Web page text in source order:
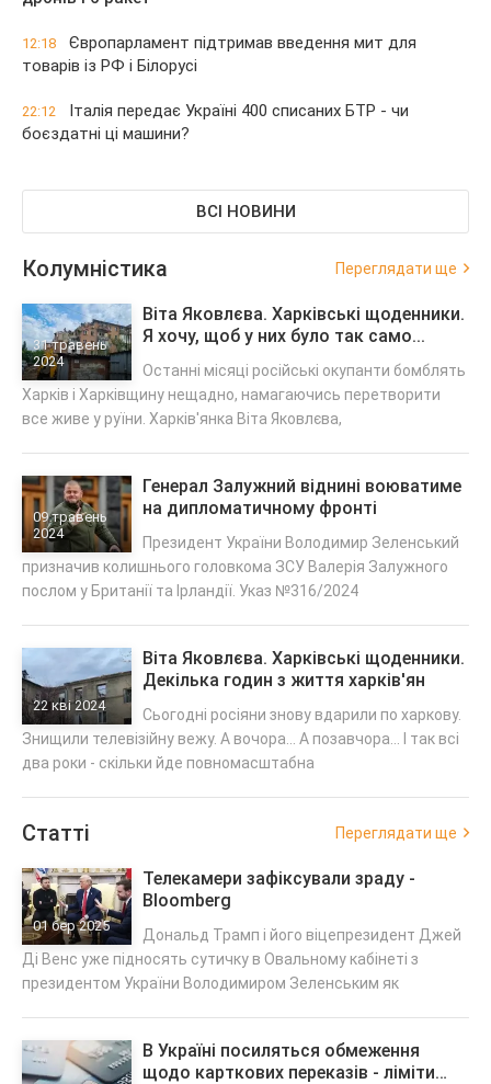
12:18
Європарламент підтримав введення мит для
товарів із РФ і Білорусі
22:12
Італія передає Україні 400 списаних БТР - чи
боєздатні ці машини?
ВСІ НОВИНИ
Колумністика Переглядати ще
31 травень
2024
Віта Яковлєва. Харківські щоденники.
Я хочу, щоб у них було так само...
Останні місяці російські окупанти бомблять
Харків і Харківщину нещадно, намагаючись перетворити
все живе у руїни. Харків'янка Віта Яковлєва,
09 травень
2024
Генерал Залужний віднині воюватиме
на дипломатичному фронті
Президент України Володимир Зеленський
призначив колишнього головкома ЗСУ Валерія Залужного
послом у Британії та Ірландії. Указ №316/2024
22 кві 2024
Віта Яковлєва. Харківські щоденники.
Декілька годин з життя харків'ян
Сьогодні росіяни знову вдарили по харкову.
Знищили телевізійну вежу. А вочора... А позавчора... І так всі
два роки - скільки йде повномасштабна
Статті Переглядати ще
01 бер 2025
Телекамери зафіксували зраду -
Bloomberg
Дональд Трамп і його віцепрезидент Джей
Ді Венс уже підносять сутичку в Овальному кабінеті з
президентом України Володимиром Зеленським як
В Україні посиляться обмеження
щодо карткових переказів - ліміти